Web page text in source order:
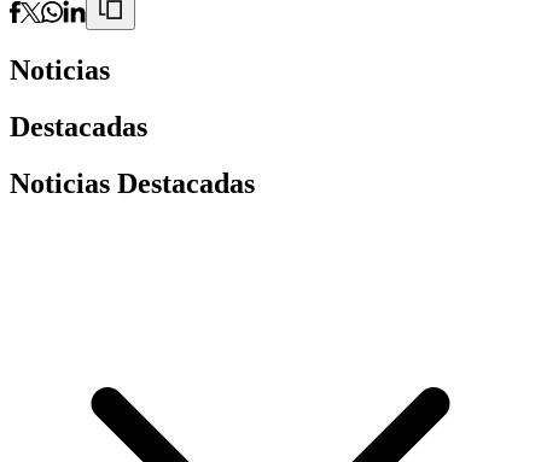
Noticias
Destacadas
Noticias Destacadas